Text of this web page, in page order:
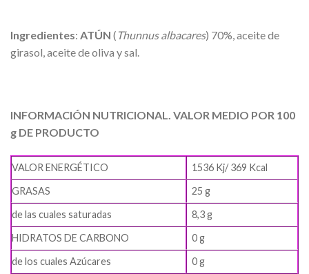
Ingredientes: ATÚN ( Thunnus albacares) 70%, aceite de
girasol, aceite de oliva y sal.
INFORMACIÓN NUTRICIONAL. VALOR MEDIO POR 100
g DE PRODUCTO
VALOR ENERGÉTICO
1536 Kj/ 369 Kcal
GRASAS
25 g
de las cuales saturadas
8,3 g
HIDRATOS DE CARBONO
0 g
de los cuales Azúcares
0 g